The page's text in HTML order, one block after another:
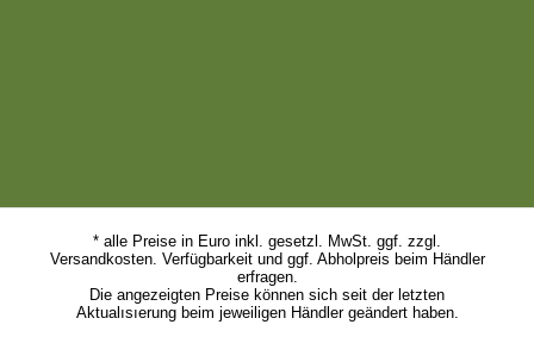
* alle Preise in Euro inkl. gesetzl. MwSt. ggf. zzgl.
Versandkosten. Verfügbarkeit und ggf. Abholpreis beim Händler
erfragen.
Die angezeigten Preise können sich seit der letzten
Aktualısıerung beim jeweiligen Händler geändert haben.